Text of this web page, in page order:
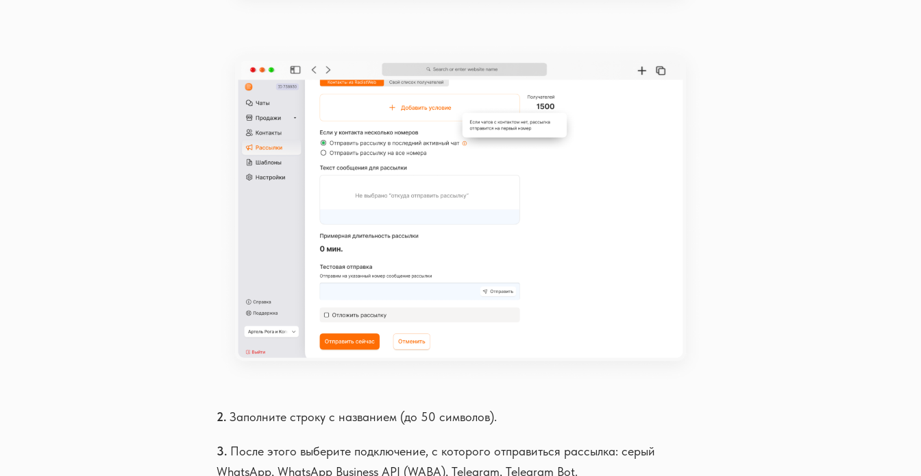
2. Заполните строку с названием (до 50 символов).
3. После этого выберите подключение, с которого отправиться рассылка: серый
WhatsApp, WhatsApp Business API (WABA), Telegram, Telegram Bot.